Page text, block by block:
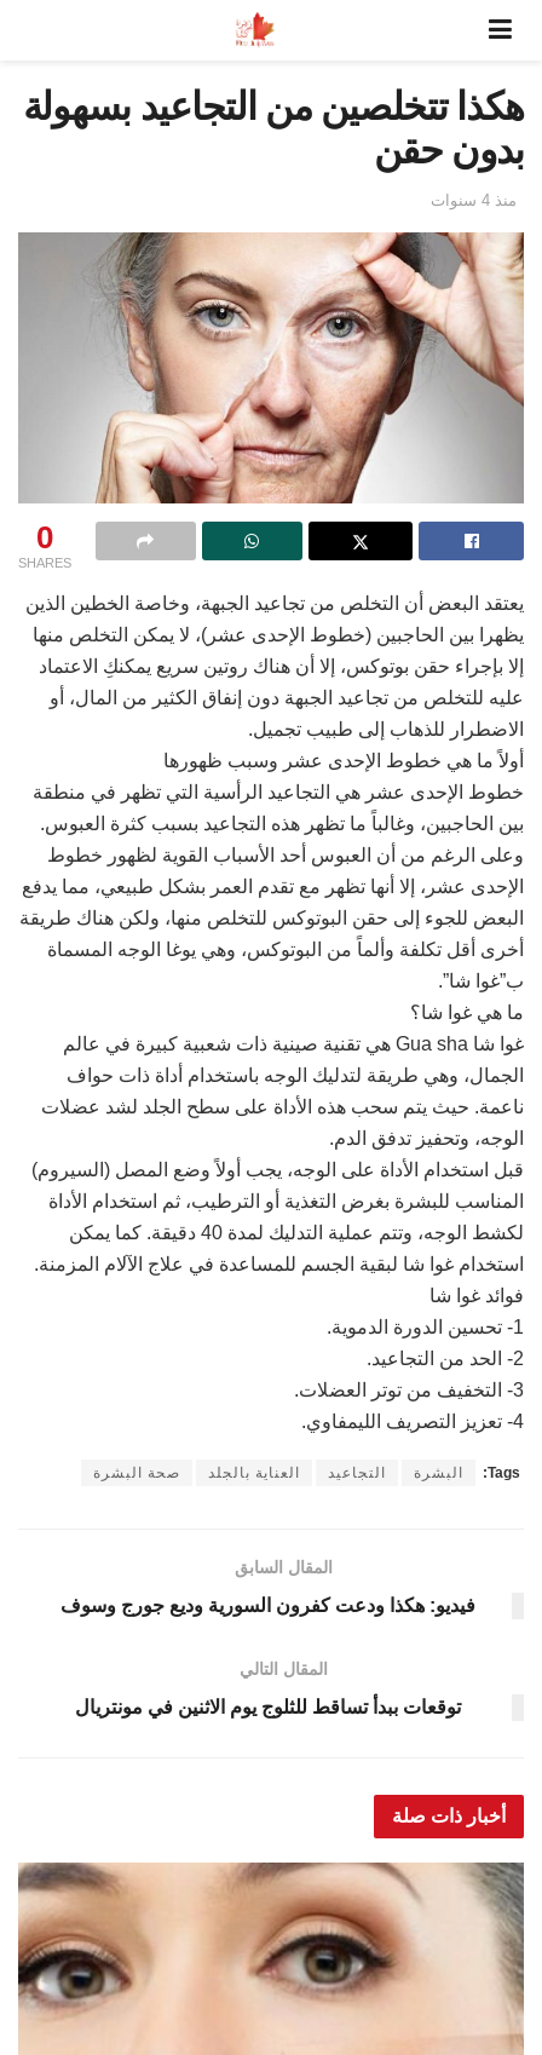
هكذا تتخلصين من التجاعيد بسهولة
بدون حقن
منذ 4 سنوات
0
SHARES
يعتقد البعض أن التخلص من تجاعيد الجبهة، وخاصة الخطين الذين
يظهرا بين الحاجبين (خطوط الإحدى عشر)، لا يمكن التخلص منها
إلا بإجراء حقن بوتوكس، إلا أن هناك روتين سريع يمكنكِ الاعتماد
عليه للتخلص من تجاعيد الجبهة دون إنفاق الكثير من المال، أو
الاضطرار للذهاب إلى طبيب تجميل.
أولاً ما هي خطوط الإحدى عشر وسبب ظهورها
خطوط الإحدى عشر هي التجاعيد الرأسية التي تظهر في منطقة
بين الحاجبين، وغالباً ما تظهر هذه التجاعيد بسبب كثرة العبوس.
وعلى الرغم من أن العبوس أحد الأسباب القوية لظهور خطوط
الإحدى عشر، إلا أنها تظهر مع تقدم العمر بشكل طبيعي، مما يدفع
البعض للجوء إلى حقن البوتوكس للتخلص منها، ولكن هناك طريقة
أخرى أقل تكلفة وألماً من البوتوكس، وهي يوغا الوجه المسماة
ب”غوا شا”.
ما هي غوا شا؟
غوا شا Gua sha هي تقنية صينية ذات شعبية كبيرة في عالم
الجمال، وهي طريقة لتدليك الوجه باستخدام أداة ذات حواف
ناعمة. حيث يتم سحب هذه الأداة على سطح الجلد لشد عضلات
الوجه، وتحفيز تدفق الدم.
قبل استخدام الأداة على الوجه، يجب أولاً وضع المصل (السيروم)
المناسب للبشرة بغرض التغذية أو الترطيب، ثم استخدام الأداة
لكشط الوجه، وتتم عملية التدليك لمدة 40 دقيقة. كما يمكن
استخدام غوا شا لبقية الجسم للمساعدة في علاج الآلام المزمنة.
فوائد غوا شا
1- تحسين الدورة الدموية.
2- الحد من التجاعيد.
3- التخفيف من توتر العضلات.
4- تعزيز التصريف الليمفاوي.
Tags: البشرة التجاعيد العناية بالجلد صحة البشرة
المقال السابق
فيديو: هكذا ودعت كفرون السورية وديع جورج وسوف
المقال التالي
توقعات ببدأ تساقط للثلوج يوم الاثنين في مونتريال
أخبار ذات صلة